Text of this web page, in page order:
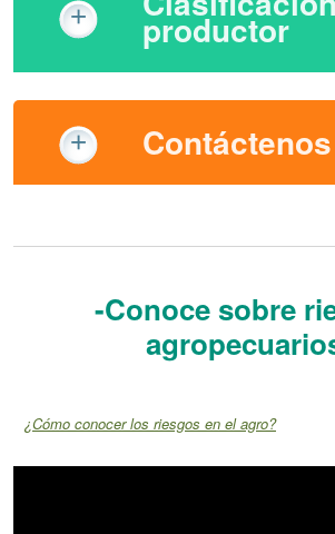
productor
Contáctenos
-Conoce sobre
¿Cómo conocer los riesgos en el agro?